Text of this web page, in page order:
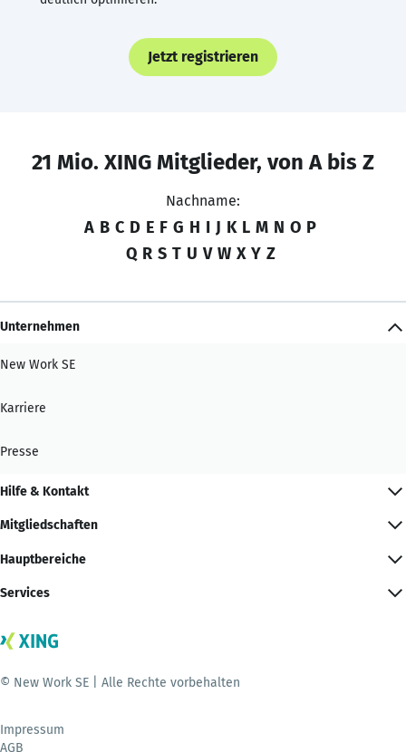
Jetzt registrieren
21 Mio. XING Mitglieder, von A bis Z
Nachname:
A B C D E F G H I J K L M N O P
Q R S T U V W X Y Z
Unternehmen
New Work SE
Karriere
Presse
Hilfe & Kontakt
Mitgliedschaften
Hauptbereiche
Services
© New Work SE | Alle Rechte vorbehalten
Impressum
AGB